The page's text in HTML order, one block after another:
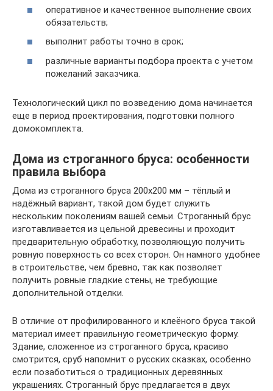
оперативное и качественное выполнение своих
обязательств;
выполнит работы точно в срок;
различные варианты подбора проекта с учетом
пожеланий заказчика.
Технологический цикл по возведению дома начинается
еще в период проектирования, подготовки полного
домокомплекта.
Дома из строганного бруса: особенности
правила выбора
Дома из строганного бруса 200х200 мм – тёплый и
надёжный вариант, такой дом будет служить
нескольким поколениям вашей семьи. Строганный брус
изготавливается из цельной древесины и проходит
предварительную обработку, позволяющую получить
ровную поверхность со всех сторон. Он намного удобнее
в строительстве, чем бревно, так как позволяет
получить ровные гладкие стены, не требующие
дополнительной отделки.
В отличие от профилированного и клеёного бруса такой
материал имеет правильную геометрическую форму.
Здание, сложенное из строганного бруса, красиво
смотрится, сруб напомнит о русских сказках, особенно
если позаботиться о традиционных деревянных
украшениях. Строганный брус предлагается в двух